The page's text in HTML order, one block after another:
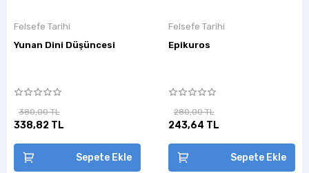
Felsefe Tarihi
Yunan Dini Düşüncesi
380,00 TL
338,82 TL
Sepete Ekle
Felsefe Tarihi
Epikuros
280,00 TL
243,64 TL
Sepete Ekle